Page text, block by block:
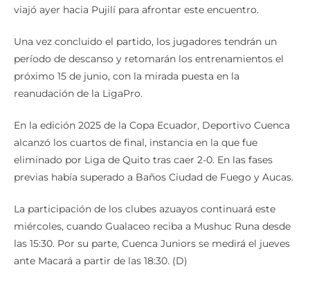
viajó ayer hacia Pujilí para afrontar este encuentro.
Una vez concluido el partido, los jugadores tendrán un
período de descanso y retomarán los entrenamientos el
próximo 15 de junio, con la mirada puesta en la
reanudación de la LigaPro.
En la edición 2025 de la Copa Ecuador, Deportivo Cuenca
alcanzó los cuartos de final, instancia en la que fue
eliminado por Liga de Quito tras caer 2-0. En las fases
previas había superado a Baños Ciudad de Fuego y Aucas.
La participación de los clubes azuayos continuará este
miércoles, cuando Gualaceo reciba a Mushuc Runa desde
las 15:30. Por su parte, Cuenca Juniors se medirá el jueves
ante Macará a partir de las 18:30. (D)